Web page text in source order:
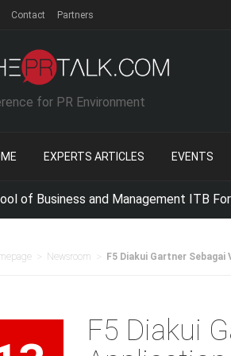
Contact Partners
for PR Environment
EXPERTS ARTICLES EVENTS
and Management ITB For
Newsroom F5 Diakui Gartner
F5 Diakui